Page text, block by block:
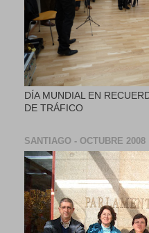
DÍA MUNDIAL EN
DE TRÁFICO
SANTIAGO - OCTUBRE 2008